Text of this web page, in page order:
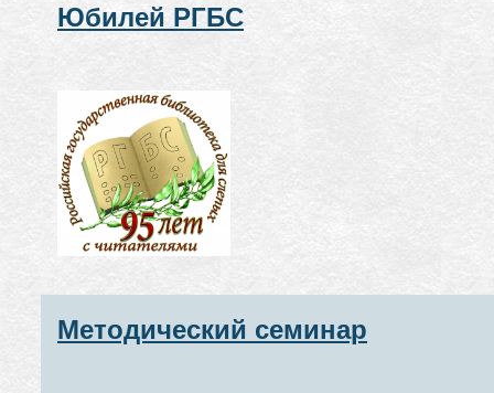
Юбилей РГБС
Методический семинар